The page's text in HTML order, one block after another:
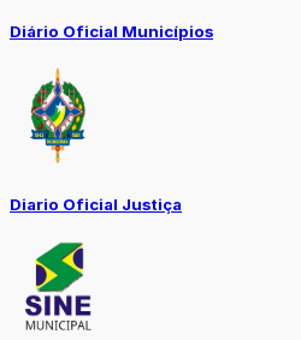
Diário Oficial Municípios
Diario Oficial Justiça